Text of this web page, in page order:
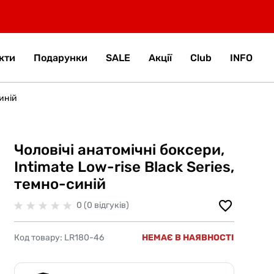
Подарунки SALE Акції Club INFO
Чоловічі анатомічні боксери,
Intimate Low-rise Black Series,
темно-синій
0 (0 відгуків)
Код товару: LR180-46 НЕМАЄ В НАЯВНОСТІ